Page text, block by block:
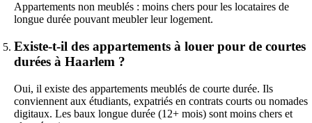
Appartements non meublés : moins chers pour les locataires de
longue durée pouvant meubler leur logement.
Existe-t-il des appartements à louer pour de courtes
durées à Haarlem ?
Oui, il existe des appartements meublés de courte durée. Ils
conviennent aux étudiants, expatriés en contrats courts ou nomades
digitaux. Les baux longue durée (12+ mois) sont moins chers et